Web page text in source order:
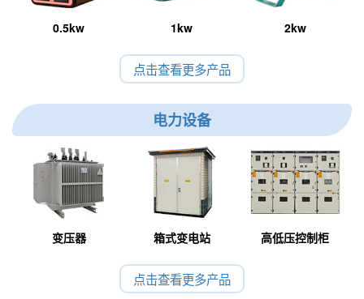
0.5kw 1kw 2kw
点击查看更多产品
电力设备
变压器 箱式变电站 高低压控制柜
点击查看更多产品